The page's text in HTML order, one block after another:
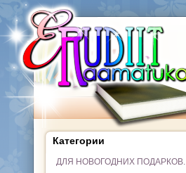
Категории
ДЛЯ НОВОГОДНИХ ПОДАРКОВ.